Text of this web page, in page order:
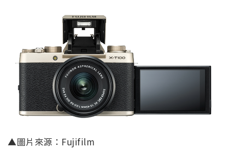
▲圖片來源：Fujifilm